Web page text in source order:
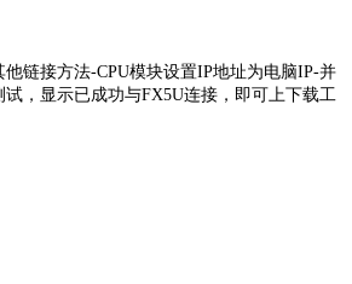
链接方法-CPU模块设置IP地址为电脑IP-并
，显示已成功与FX5U连接，即可上下载工